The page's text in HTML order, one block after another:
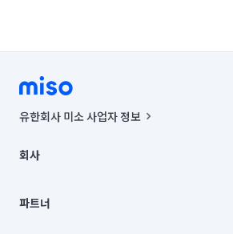
유한회사 미소 사업자 정보
00019 |
주소 | 본사: 서울특별시 종로구 율곡로 6(중학동
컨택센터 : 서울특별시 종로구 수송동 율곡로 24,
회사
채용
파트너